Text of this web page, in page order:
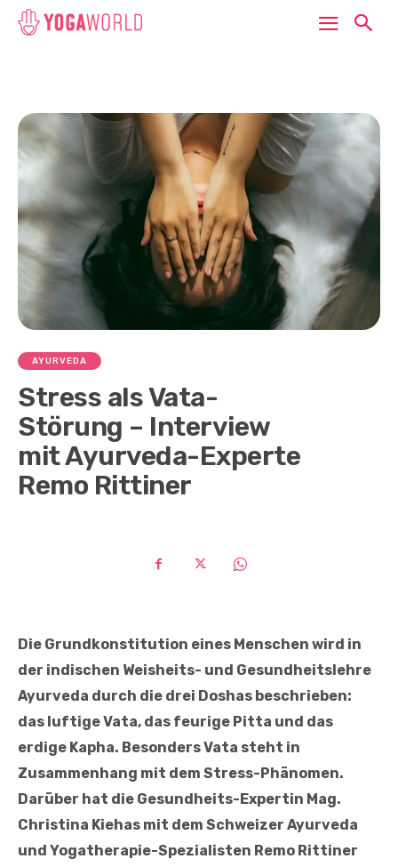
AYURVEDA
Stress als Vata-
Störung – Interview
mit Ayurveda-Experte
Remo Rittiner
Die Grundkonstitution eines Menschen wird in
der indischen Weisheits- und Gesundheitslehre
Ayurveda durch die drei Doshas beschrieben:
das luftige Vata, das feurige Pitta und das
erdige Kapha. Besonders Vata steht in
Zusammenhang mit dem Stress-Phänomen.
Darüber hat die Gesundheits-Expertin Mag.
Christina Kiehas mit dem Schweizer Ayurveda
und Yogatherapie-Spezialisten Remo Rittiner